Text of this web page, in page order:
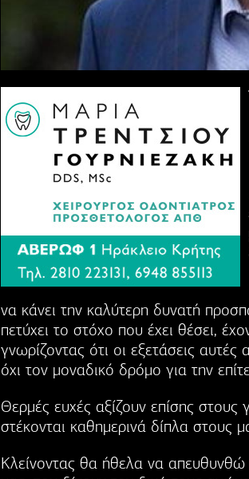
να κάνει την καλύτερη δυνατή
πετύχει το στόχο που έχει θέσει,
γνωρίζοντας ότι οι εξετάσεις
όχι τον μοναδικό δρόμο για την
Θερμές ευχές αξίζουν επίσης στους
στέκονται καθημερινά δίπλα στους
Κλείνοντας θα ήθελα να απευθυνθώ